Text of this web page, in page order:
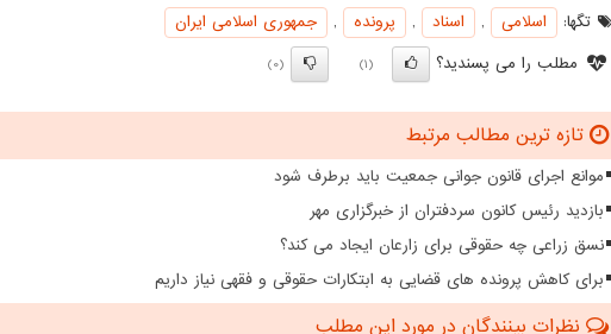
تگها:
اسلامی , اسناد , پرونده ,
جمهوری اسلامی ایران
مطلب را می پسندید؟
(1)
(0)
تازه ترین مطالب مرتبط
موانع اجرای قانون جوانی جمعیت باید برطرف شود
بازدید رئیس کانون سردفتران از خبرگزاری مهر
نسق زراعی چه حقوقی برای زارعان ایجاد می کند؟
برای کاهش پرونده های قضایی به ابتکارات حقوقی و فقهی نیاز داریم
نظرات بینندگان در مورد این مطلب